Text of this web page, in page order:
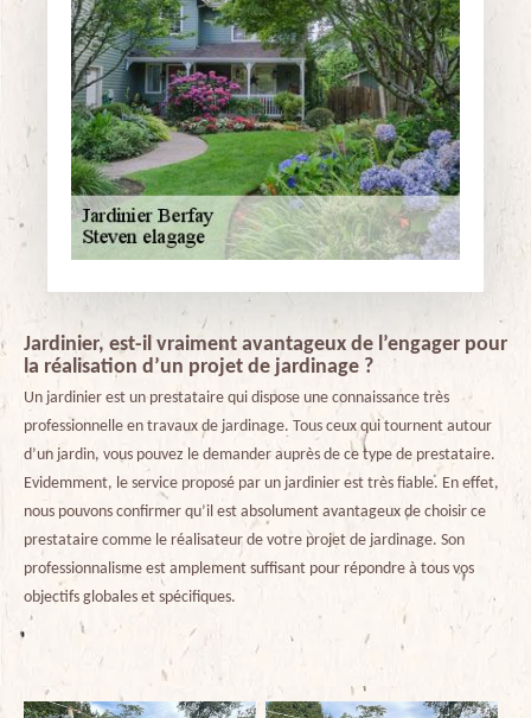
Jardinier, est-il vraiment avantageux de l’engager pour
la réalisation d’un projet de jardinage ?
Un jardinier est un prestataire qui dispose une connaissance très
professionnelle en travaux de jardinage. Tous ceux qui tournent autour
d’un jardin, vous pouvez le demander auprès de ce type de prestataire.
Evidemment, le service proposé par un jardinier est très fiable. En effet,
nous pouvons confirmer qu’il est absolument avantageux de choisir ce
prestataire comme le réalisateur de votre projet de jardinage. Son
professionnalisme est amplement suffisant pour répondre à tous vos
objectifs globales et spécifiques.